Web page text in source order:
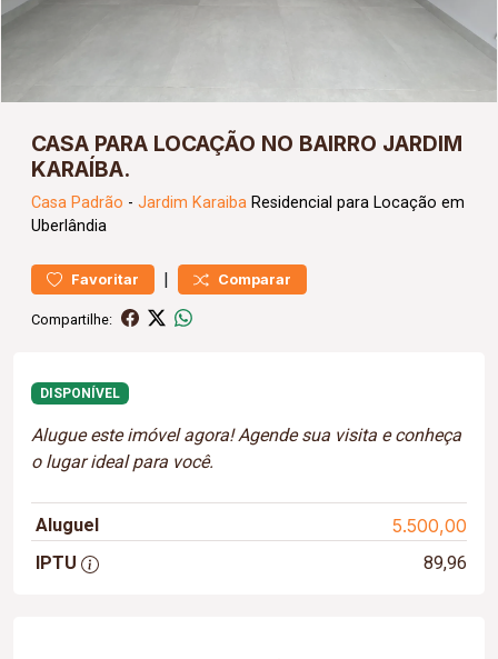
CASA PARA LOCAÇÃO NO BAIRRO JARDIM
KARAÍBA.
Casa Padrão - Jardim Karaiba Residencial para Locação em
Uberlândia
Favoritar | Comparar
Compartilhe:
DISPONÍVEL
Alugue este imóvel agora! Agende sua visita e conheça
o lugar ideal para você.
Aluguel 5.500,00
IPTU 89,96